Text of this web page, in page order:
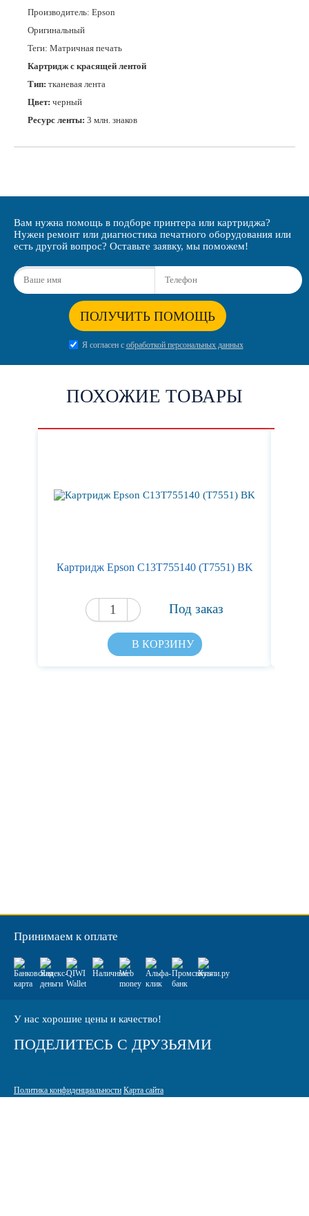
Производитель: Epson
Оригинальный
Теги: Матричная печать
Картридж с красящей лентой
Тип: тканевая лента
Цвет: черный
Ресурс ленты: 3 млн. знаков
Вам нужна помощь в подборе принтера или картриджа?
Нужен ремонт или диагностика печатного оборудования или
есть другой вопрос? Оставьте заявку, мы поможем!
ПОЛУЧИТЬ ПОМОЩЬ
Я согласен с обработкой персональных данных
ПОХОЖИЕ ТОВАРЫ
Картридж Epson C13T755140 (T7551) BK
Под заказ
В КОРЗИНУ
Принимаем к оплате
У нас хорошие цены и качество!
ПОДЕЛИТЕСЬ С ДРУЗЬЯМИ
Политика конфиденциальности Карта сайта